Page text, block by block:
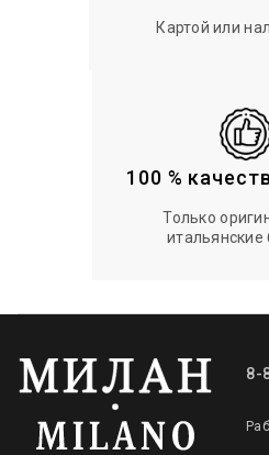
Картой или
100 %
Только
8-